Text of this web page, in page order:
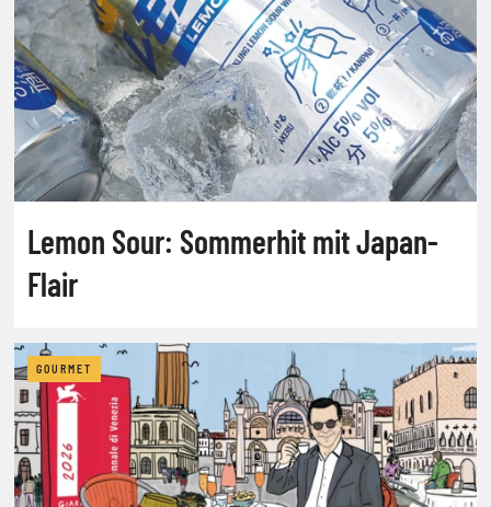
Lemon Sour: Sommerhit mit Japan-
Flair
GOURMET